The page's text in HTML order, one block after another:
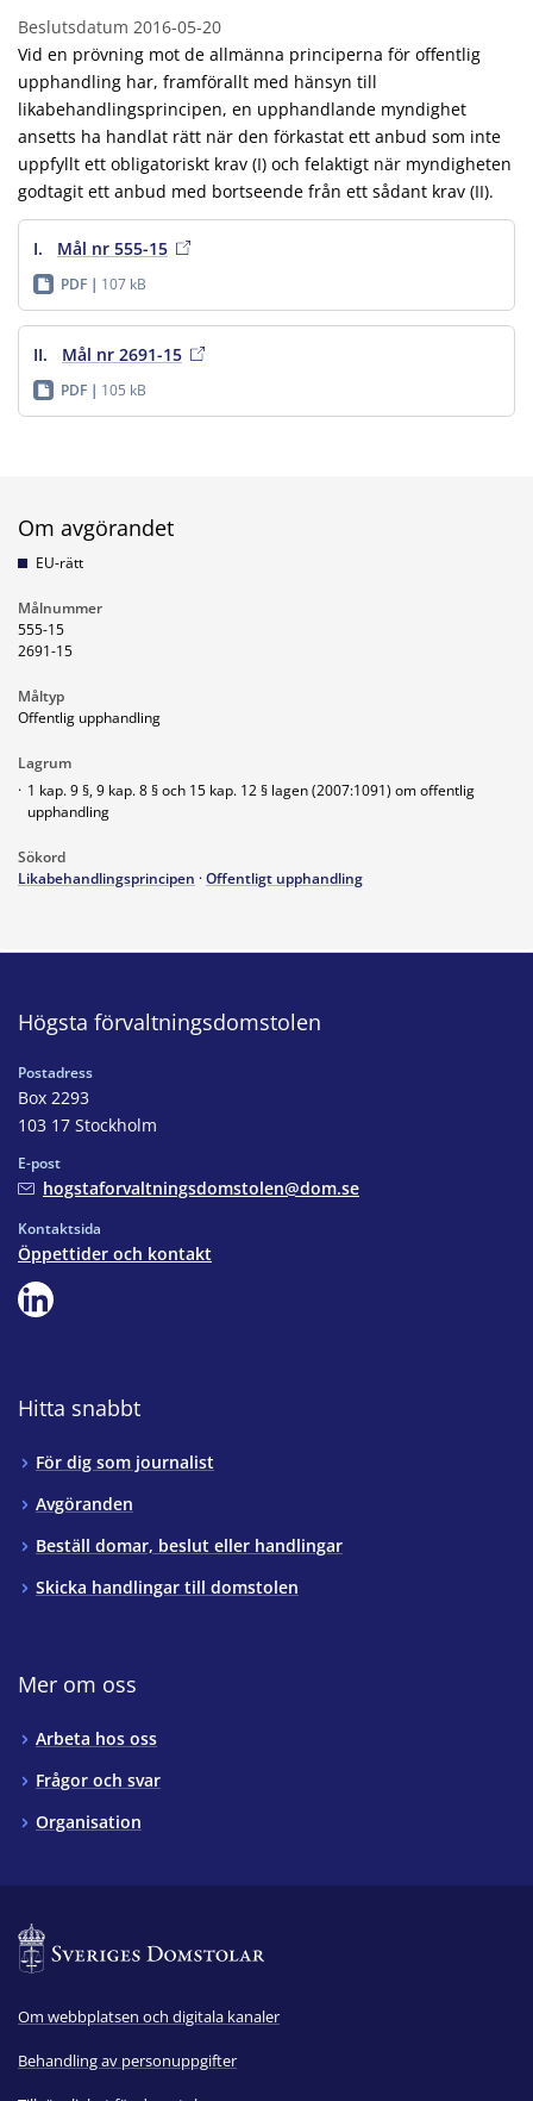
Beslutsdatum 2016-05-20
Vid en prövning mot de allmänna principerna för offentlig
upphandling har, framförallt med hänsyn till
likabehandlingsprincipen, en upphandlande myndighet
ansetts ha handlat rätt när den förkastat ett anbud som inte
uppfyllt ett obligatoriskt krav (I) och felaktigt när myndigheten
godtagit ett anbud med bortseende från ett sådant krav (II).
I. Mål nr 555-15
PDF 107 kB
II. Mål nr 2691-15
PDF 105 kB
Om avgörandet
EU-rätt
Målnummer
555-15
2691-15
Måltyp
Offentlig upphandling
Lagrum
· 1 kap. 9 §, 9 kap. 8 § och 15 kap. 12 § lagen (2007:1091) om offentlig
upphandling
Sökord
Likabehandlingsprincipen ·Offentligt upphandling
Högsta förvaltningsdomstolen
Postadress
Box 2293
103 17 Stockholm
E-post
hogstaforvaltningsdomstolen@dom.se
Kontaktsida
Öppettider och kontakt
Hitta snabbt
För dig som journalist
Avgöranden
Beställ domar, beslut eller handlingar
Skicka handlingar till domstolen
Mer om oss
Arbeta hos oss
Frågor och svar
Organisation
Om webbplatsen och digitala kanaler
Behandling av personuppgifter